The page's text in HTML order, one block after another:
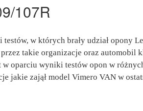
107R
w których brały udział opony
takie organizacje oraz automobil
oparciu wyniki testów opon w
jakie zajął model Vimero VAN w